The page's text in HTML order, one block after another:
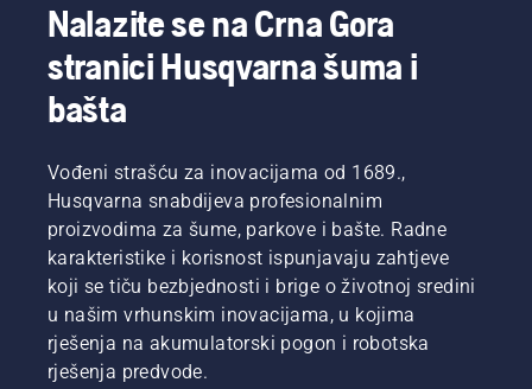
Nalazite se na Crna Gora
stranici Husqvarna šuma i
bašta
Vođeni strašću za inovacijama od 1689.,
Husqvarna snabdijeva profesionalnim
proizvodima za šume, parkove i bašte. Radne
karakteristike i korisnost ispunjavaju zahtjeve
koji se tiču bezbjednosti i brige o životnoj sredini
u našim vrhunskim inovacijama, u kojima
rješenja na akumulatorski pogon i robotska
rješenja predvode.